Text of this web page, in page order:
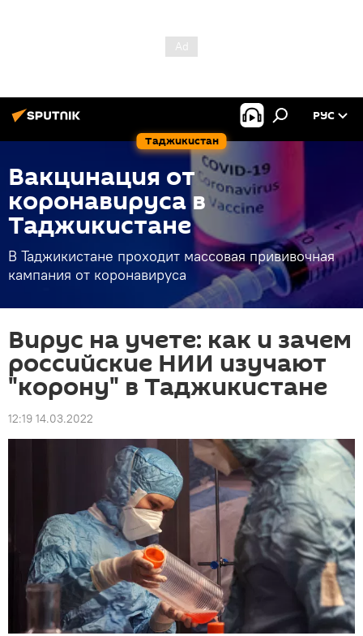
Таджикистан
РУС
Вакцинация от
коронавируса в
Таджикистане
В Таджикистане проходит массовая прививочная
кампания от коронавируса
Вирус на учете: как и зачем
российские НИИ изучают
"корону" в Таджикистане
12:19 14.03.2022